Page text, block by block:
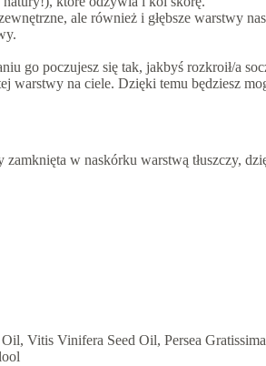
ale również i głębsze warstwy
go poczujesz się tak, jakbyś rozkroił/a
na ciele. Dzięki temu będziesz
w naskórku warstwą tłuszczy,
Vitis Vinifera Seed Oil, Persea